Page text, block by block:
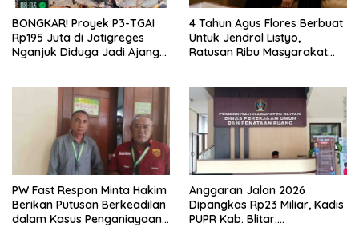
BONGKAR! Proyek P3-TGAI
Rp195 Juta di Jatigreges
Nganjuk Diduga Jadi Ajang
4 Tahun Agus Flores Berbuat
Untuk Jendral Listyo,
Ratusan Ribu Masyarakat
PW Fast Respon Minta Hakim
Berikan Putusan Berkeadilan
dalam Kasus Penganiayaan
Anggaran Jalan 2026
Dipangkas Rp23 Miliar, Kadis
PUPR Kab. Blitar: